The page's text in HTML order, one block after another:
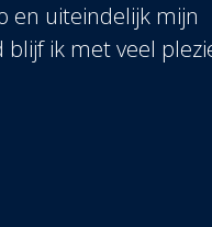
en uiteindelijk mijn
ik met veel